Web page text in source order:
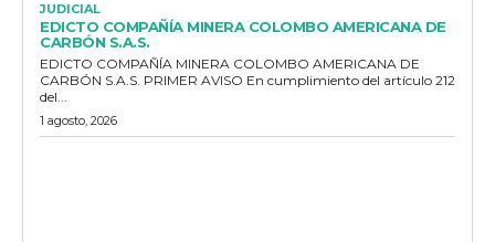
JUDICIAL
EDICTO COMPAÑÍA MINERA COLOMBO AMERICANA DE
CARBÓN S.A.S.
EDICTO COMPAÑÍA MINERA COLOMBO AMERICANA DE
CARBÓN S.A.S. PRIMER AVISO En cumplimiento del artículo 212
del...
1 agosto, 2026